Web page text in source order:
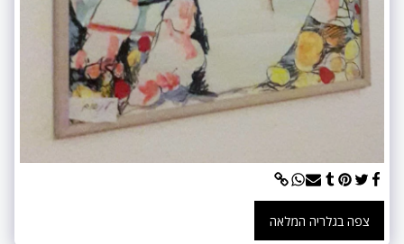
צפה בגלריה המלאה